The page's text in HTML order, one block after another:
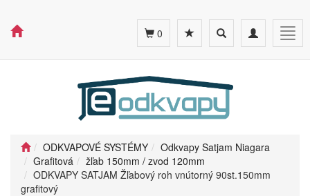
Toggle
navigation
Toggle
search
0
ODKVAPOVÉ SYSTÉMY
Odkvapy Satjam Niagara
Grafitová
žľab 150mm / zvod 120mm
ODKVAPY SATJAM Žľabový roh vnútorný 90st.150mm
grafitový